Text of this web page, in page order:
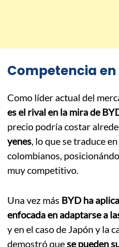
Competencia
Como líder actual del
es el rival en la mira de
precio podría costar
yenes, lo que se traduce
colombianos,
muy competitivo.
Una vez más BYD ha
enfocada en adaptarse a
y en el caso de Japón y la
demostró quese pueden